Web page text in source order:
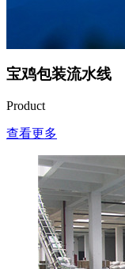
宝鸡包装流水线
Product
查看更多